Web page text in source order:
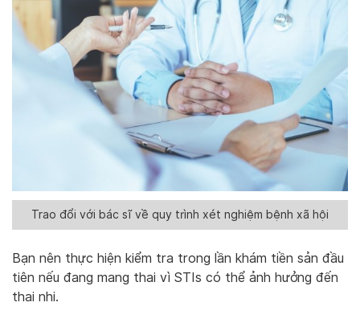
Trao đổi với bác sĩ về quy trình xét nghiệm bệnh xã hội
Bạn nên thực hiện kiểm tra trong lần khám tiền sản đầu
tiên nếu đang mang thai vì STIs có thể ảnh hưởng đến
thai nhi.